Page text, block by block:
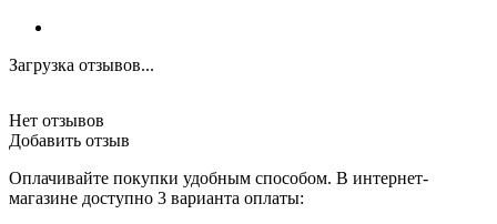
Загрузка отзывов...
Нет отзывов
Добавить отзыв
Оплачивайте покупки удобным способом. В интернет-
магазине доступно 3 варианта оплаты: